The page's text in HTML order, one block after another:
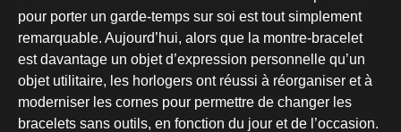
pour porter un garde-temps sur soi est tout simplement
remarquable. Aujourd’hui, alors que la montre-bracelet
est davantage un objet d’expression personnelle qu’un
objet utilitaire, les horlogers ont réussi à réorganiser et à
moderniser les cornes pour permettre de changer les
bracelets sans outils, en fonction du jour et de l’occasion.